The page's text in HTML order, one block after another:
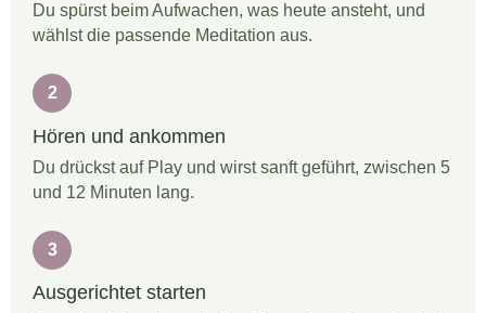
Du spürst beim Aufwachen, was heute ansteht, und
wählst die passende Meditation aus.
2
Hören und ankommen
Du drückst auf Play und wirst sanft geführt, zwischen 5
und 12 Minuten lang.
3
Ausgerichtet starten